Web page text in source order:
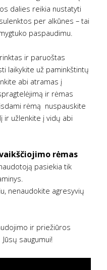
dalies reikia nustatyti
per alkūnes – tai
paspaudimu.
ir paruoštas
laikykite už paminkštintų
abi atramas į
ir rėmas
rėmą nuspauskite
ir užlenkite į vidų abi
rėmas
pasiekia tik
nenaudokite agresyvių
ir priežiūros
saugumui!